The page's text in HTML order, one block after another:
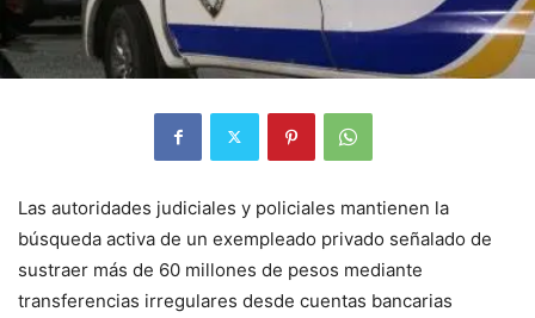
Las autoridades judiciales y policiales mantienen la
búsqueda activa de un exempleado privado señalado de
sustraer más de 60 millones de pesos mediante
transferencias irregulares desde cuentas bancarias